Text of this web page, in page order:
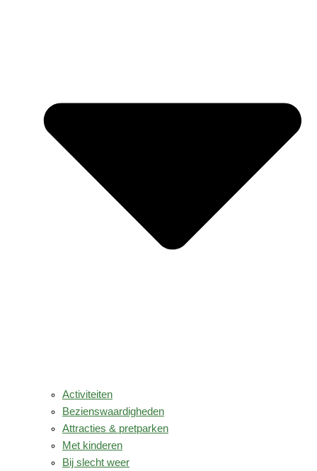
Activiteiten
Bezienswaardigheden
Attracties & pretparken
Met kinderen
Bij slecht weer